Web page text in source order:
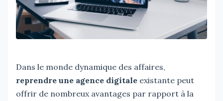
Dans le monde dynamique des affaires,
reprendre une agence digitale existante peut
offrir de nombreux avantages par rapport à la